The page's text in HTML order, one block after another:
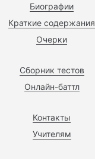
Биографии
Краткие содержания
Очерки
Сборник тестов
Онлайн-баттл
Контакты
Учителям